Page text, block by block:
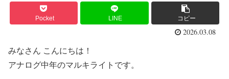
Pocket LINE コピー
2026.03.08
みなさん こんにちは！
アナログ中年のマルキライトです。